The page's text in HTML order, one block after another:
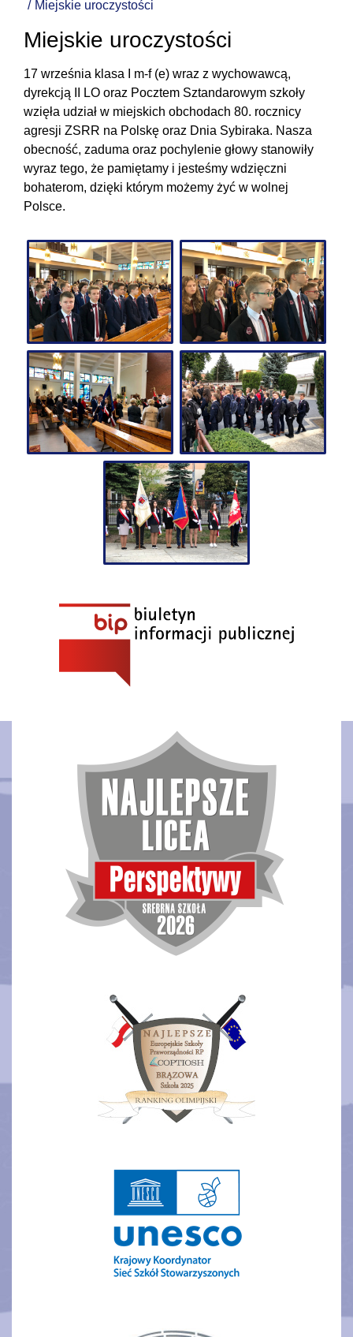
Miejskie uroczystości
Miejskie uroczystości
17 września klasa I m-f (e) wraz z wychowawcą,
dyrekcją II LO oraz Pocztem Sztandarowym szkoły
wzięła udział w miejskich obchodach 80. rocznicy
agresji ZSRR na Polskę oraz Dnia Sybiraka. Nasza
obecność, zaduma oraz pochylenie głowy stanowiły
wyraz tego, że pamiętamy i jesteśmy wdzięczni
bohaterom, dzięki którym możemy żyć w wolnej
Polsce.